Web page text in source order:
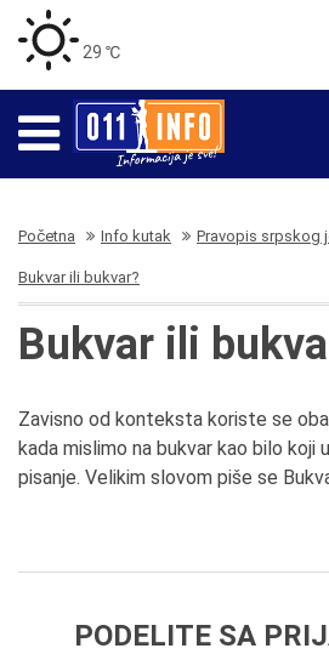
29 ℃
Početna Info kutak Pravopis srpskog
Bukvar ili bukvar?
Bukvar ili
Zavisno od konteksta koriste se
kada mislimo na bukvar kao bilo koji
pisanje. Velikim slovom piše se
PODELITE SA